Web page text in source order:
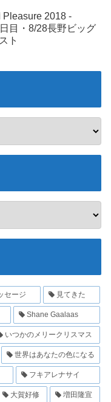
Pleasure 2018 -
目・8/28長野ビッグ
ト
セージ 見てきた
Shane Gaalaas
いつかのメリークリスマス
世界はあなたの色になる
フキアレナサイ
大賀好修 増田隆宣